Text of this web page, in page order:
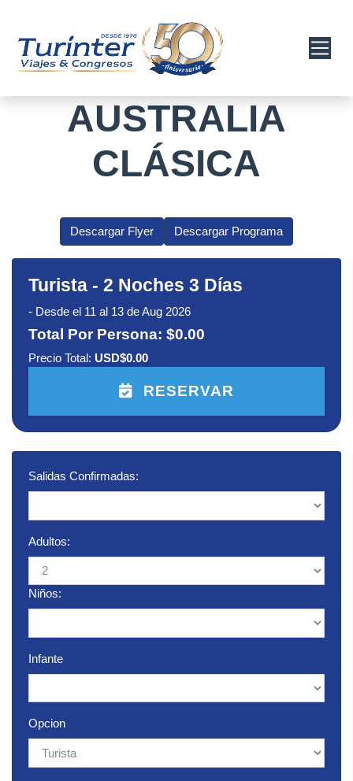
AUSTRALIA
CLÁSICA
Descargar Flyer Descargar Programa
Turista - 2 Noches 3 Días
- Desde el 11 al 13 de Aug 2026
Total Por Persona: $0.00
Precio Total: USD$0.00
RESERVAR
Salidas Confirmadas:
Adultos:
Niños:
Infante
Opcion